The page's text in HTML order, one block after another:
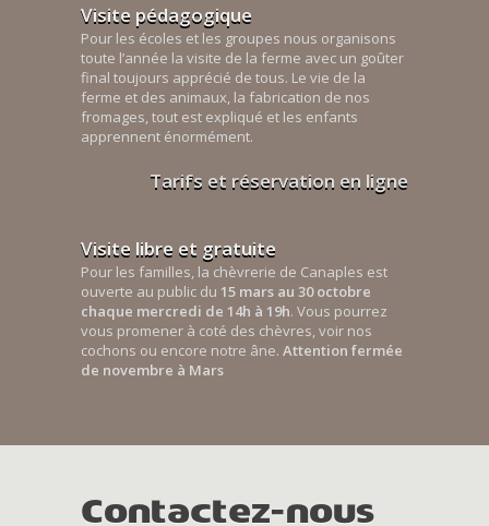
Visite pédagogique
Pour les écoles et les groupes nous organisons
toute l’année la visite de la ferme avec un goûter
final toujours apprécié de tous. Le vie de la
ferme et des animaux, la fabrication de nos
fromages, tout est expliqué et les enfants
apprennent énormément.
Tarifs et réservation en ligne
Visite libre et gratuite
Pour les familles, la chèvrerie de Canaples est
ouverte au public du 15 mars au 30 octobre
chaque mercredi de 14h à 19h. Vous pourrez
vous promener à coté des chèvres, voir nos
cochons ou encore notre âne. Attention fermée
de novembre à Mars
Contactez-nous